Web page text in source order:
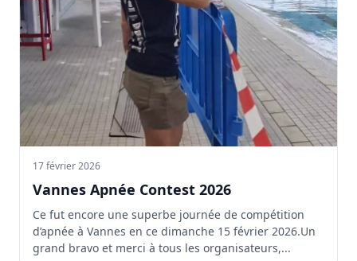
17 février 2026
Vannes Apnée Contest 2026
Ce fut encore une superbe journée de compétition
d’apnée à Vannes en ce dimanche 15 février 2026.Un
grand bravo et merci à tous les organisateurs,...